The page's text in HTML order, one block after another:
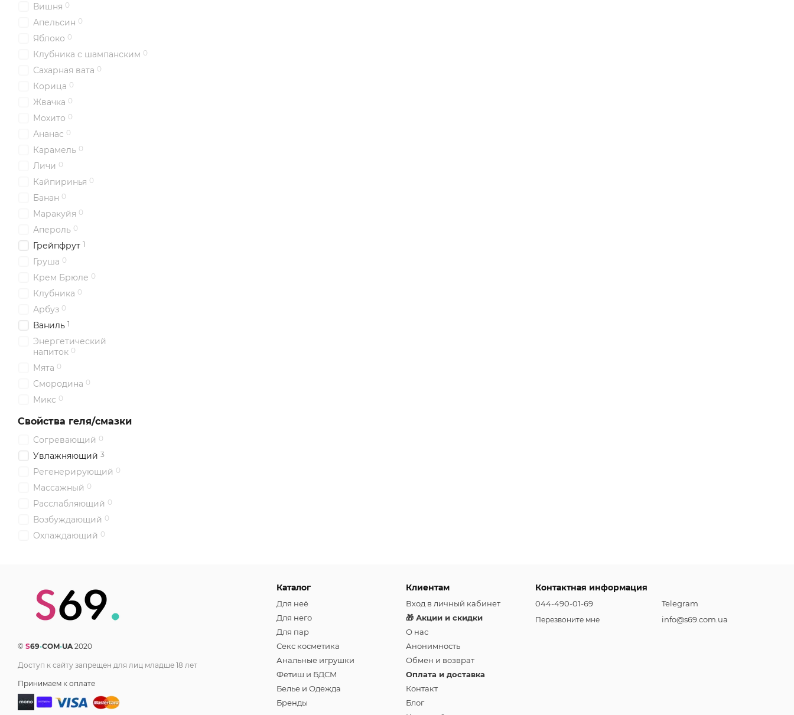
Вишня 0
Апельсин 0
Яблоко 0
Клубника с шампанским 0
Сахарная вата 0
Корица 0
Жвачка 0
Мохито 0
Ананас 0
Карамель 0
Личи 0
Кайпиринья 0
Банан 0
Маракуйя 0
Апероль 0
Грейпфрут 1
Груша 0
Крем Брюле 0
Клубника 0
Арбуз 0
Ваниль 1
Энергетический
напиток 0
Мята 0
Смородина 0
Микс 0
Свойства геля/смазки
Согревающий 0
Увлажняющий 3
Регенерирующий 0
Массажный 0
Расслабляющий 0
Возбуждающий 0
Охлаждающий 0
© S69•COM•UA 2020
Доступ к сайту запрещен для лиц младше 18 лет
Принимаем к оплате
Каталог
Для неё
Для него
Для пар
Секс косметика
Анальные игрушки
Фетиш и БДСМ
Белье и Одежда
Бренды
Клиентам
Вход в личный кабинет
🎁 Акции и скидки
О нас
Анонимность
Обмен и возврат
Оплата и доставка
Контакт
Блог
Контактная информация
044-490-01-69
Перезвоните мне
Telegram
info@s69.com.ua